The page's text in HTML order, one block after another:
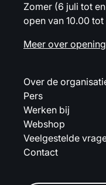
Zomer (6 juli tot
open van 10.00 tot
Meer over
Over de
Pers
Werken bij
Webshop
Veelgestelde
Contact